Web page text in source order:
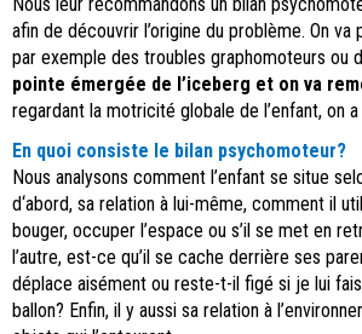
Nous leur recommandons un bilan
afin de découvrir l’origine du problème. On va
par exemple des troubles graphomoteurs ou
pointe émergée de l’iceberg et on va
regardant la motricité globale de l’enfant, on
En quoi consiste le bilan psychomoteur?
Nous analysons comment l’enfant se situe
d‘abord, sa relation à lui-même, comment il
bouger, occuper l’espace ou s’il se met en
l’autre, est-ce qu’il se cache derrière ses
déplace aisément ou reste-t-il figé si je lui
ballon? Enfin, il y aussi sa relation à